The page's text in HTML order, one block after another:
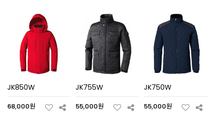
JK850W
68,000원
JK755W
55,000원
JK750W
55,000원